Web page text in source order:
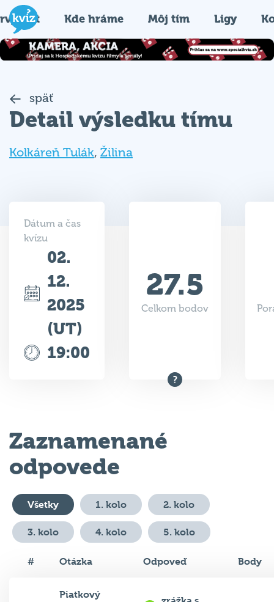
Kde hráme Môj tím Ligy
späť
Detail výsledku tímu
Kolkáreň Tulák, Žilina
Dátum a čas
kvízu
02.
12.
2025
(UT)
19:00
27.5
Celkom bodov
Zaznamenané
odpovede
Všetky 1. kolo 2. kolo
3. kolo 4. kolo 5. kolo
# Otázka Odpoveď Body
Piatkový